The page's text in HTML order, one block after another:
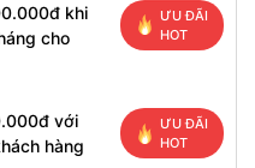
khi
cho
ƯU ĐÃI
HOT
với
hàng
ƯU ĐÃI
HOT